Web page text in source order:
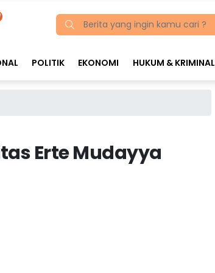
POLITIK EKONOMI HUKUM & KRIMINAL
Erte Mudayya